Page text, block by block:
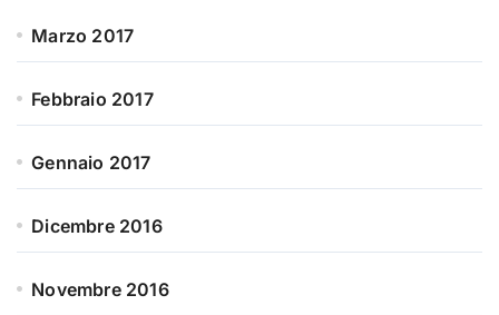
Marzo 2017
Febbraio 2017
Gennaio 2017
Dicembre 2016
Novembre 2016